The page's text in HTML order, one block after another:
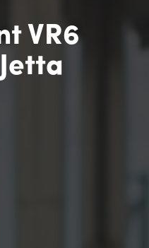
VR6